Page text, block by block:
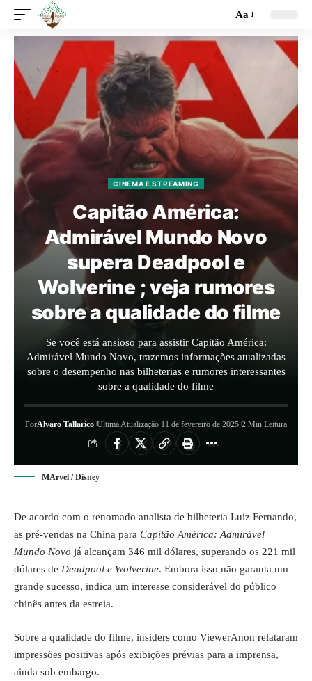
Aa
CINEMA E STREAMING
Capitão América:
Admirável Mundo Novo
supera Deadpool e
Wolverine ; veja rumores
sobre a qualidade do filme
Se você está ansioso para assistir Capitão América:
Admirável Mundo Novo, trazemos informações atualizadas
sobre o desempenho nas bilheterias e rumores interessantes
sobre a qualidade do filme
PorAlvaro Tallarico Última Atualização 11 de fevereiro de 2025 2 Min Leitura
MArvel / Disney
De acordo com o renomado analista de bilheteria Luiz Fernando,
as pré-vendas na China para Capitão América: Admirável
Mundo Novo já alcançam 346 mil dólares, superando os 221 mil
dólares de Deadpool e Wolverine. Embora isso não garanta um
grande sucesso, indica um interesse considerável do público
chinês antes da estreia.
Sobre a qualidade do filme, insiders como ViewerAnon relataram
impressões positivas após exibições prévias para a imprensa,
ainda sob embargo.